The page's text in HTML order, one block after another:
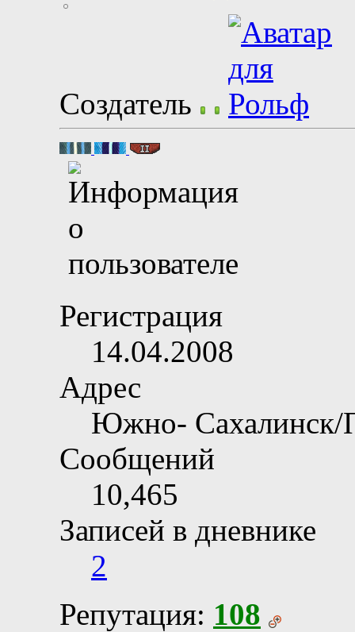
Создатель
Регистрация
14.04.2008
Адрес
Южно- Сахалинск/
Сообщений
10,465
Записей в дневнике
2
Репутация: 108